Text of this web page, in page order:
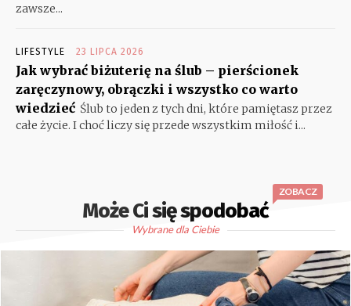
zawsze...
LIFESTYLE 23 LIPCA 2026
Jak wybrać biżuterię na ślub – pierścionek
zaręczynowy, obrączki i wszystko co warto
wiedzieć Ślub to jeden z tych dni, które pamiętasz przez
całe życie. I choć liczy się przede wszystkim miłość i...
Może Ci się spodobać
ZOBACZ
Wybrane dla Ciebie